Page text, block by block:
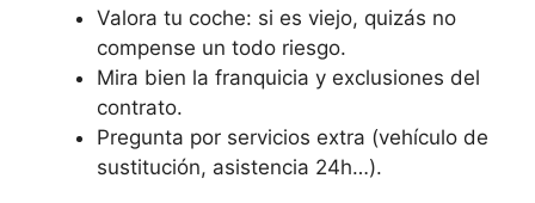
Valora tu coche: si es viejo, quizás no
compense un todo riesgo.
Mira bien la franquicia y exclusiones del
contrato.
Pregunta por servicios extra (vehículo de
sustitución, asistencia 24h…).